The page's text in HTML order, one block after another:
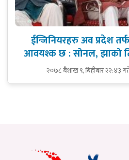
ईन्जिनियरहरु अव प्रदेश
आवयश्क छ : सोनल, झाको
२०७८ बैशाख ९, बिहीबार २२:४३